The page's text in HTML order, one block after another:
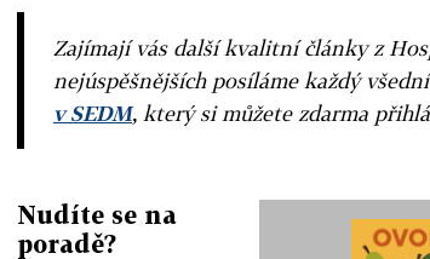
Zajímají vás další kvalitní články z
nejúspěšnějších posíláme každý
v SEDM, který si můžete zdarma
Nudíte se na
poradě?